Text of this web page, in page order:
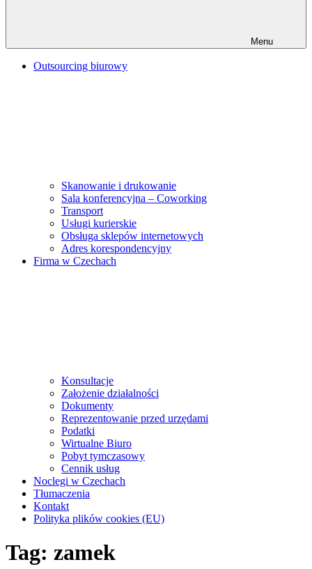
Menu
Outsourcing biurowy
Skanowanie i drukowanie
Sala konferencyjna – Coworking
Transport
Usługi kurierskie
Obsługa sklepów internetowych
Adres korespondencyjny
Firma w Czechach
Konsultacje
Założenie działalności
Dokumenty
Reprezentowanie przed urzędami
Podatki
Wirtualne Biuro
Pobyt tymczasowy
Cennik usług
Noclegi w Czechach
Tłumaczenia
Kontakt
Polityka plików cookies (EU)
Tag: zamek